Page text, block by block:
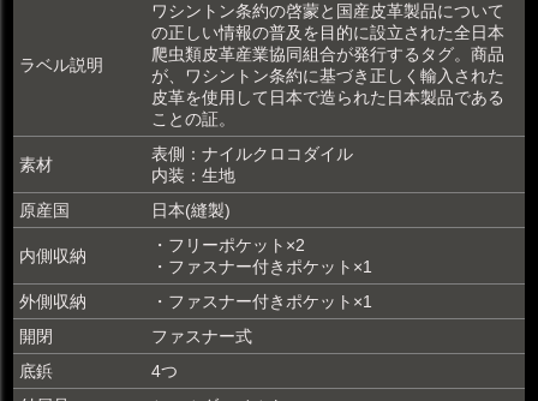
ラベル説明
ワシントン条約の啓蒙と国産皮革製品について
の正しい情報の普及を目的に設立された全日本
爬虫類皮革産業協同組合が発行するタグ。商品
が、ワシントン条約に基づき正しく輸入された
皮革を使用して日本で造られた日本製品である
ことの証。
素材
表側：ナイルクロコダイル
内装：生地
原産国
日本(縫製)
内側収納
・フリーポケット×2
・ファスナー付きポケット×1
外側収納
・ファスナー付きポケット×1
開閉
ファスナー式
底鋲
4つ